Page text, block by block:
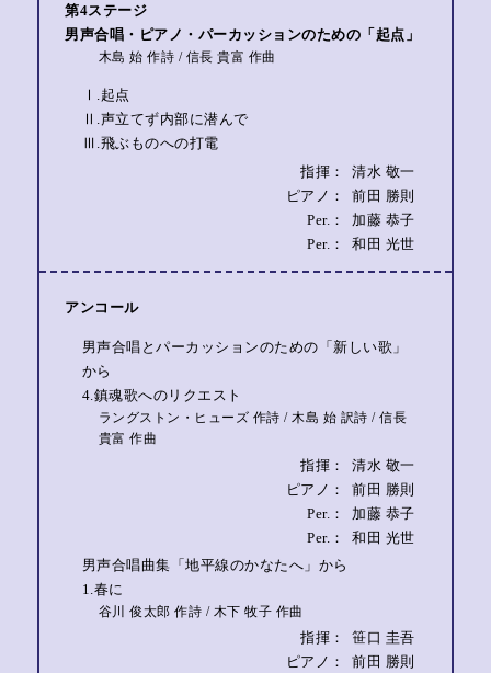
第4ステージ
男声合唱・ピアノ・パーカッションのための「起点」
木島 始 作詩 / 信長 貴富 作曲
Ⅰ.起点
Ⅱ.声立てず内部に潜んで
Ⅲ.飛ぶものへの打電
指揮：
清水 敬一
ピアノ：
前田 勝則
Per.：
加藤 恭子
Per.：
和田 光世
アンコール
男声合唱とパーカッションのための「新しい歌」
から
4.鎮魂歌へのリクエスト
ラングストン・ヒューズ 作詩 / 木島 始 訳詩 / 信長
貴富 作曲
指揮：
清水 敬一
ピアノ：
前田 勝則
Per.：
加藤 恭子
Per.：
和田 光世
男声合唱曲集「地平線のかなたへ」から
1.春に
谷川 俊太郎 作詩 / 木下 牧子 作曲
指揮：
笹口 圭吾
ピアノ：
前田 勝則